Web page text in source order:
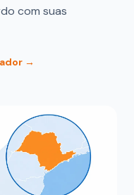
com suas
→